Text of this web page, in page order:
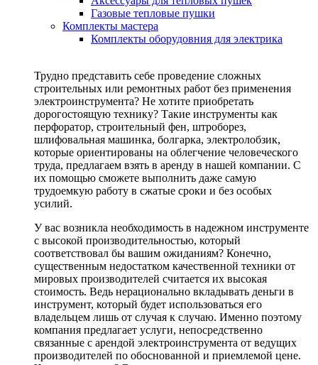
Газовые тепловые пушки
Комплекты мастера
Комплекты оборудовния для электрика
Трудно представить себе проведение сложных
строительных или ремонтных работ без применения
электроинструмента? Не хотите приобретать
дорогостоящую технику? Такие инструменты как
перфоратор, строительный фен, штроборез,
шлифовальная машинка, болгарка, электролобзик,
которые ориентированы на облегчение человеческого
труда, предлагаем взять в аренду в нашей компании. С
их помощью сможете выполнить даже самую
трудоемкую работу в сжатые сроки и без особых
усилий.
У вас возникла необходимость в надежном инструменте
с высокой производительностью, который
соответствовал бы вашим ожиданиям? Конечно,
существенным недостатком качественной техники от
мировых производителей считается их высокая
стоимость. Ведь нерационально вкладывать деньги в
инструмент, который будет использоваться его
владельцем лишь от случая к случаю. Именно поэтому
компания предлагает услуги, непосредственно
связанные с арендой электроинструмента от ведущих
производителей по обоснованной и приемлемой цене.